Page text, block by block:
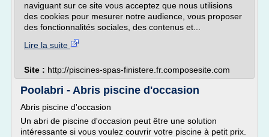
naviguant sur ce site vous acceptez que nous utilisions
des cookies pour mesurer notre audience, vous proposer
des fonctionnalités sociales, des contenus et...
Lire la suite
Site : http://piscines-spas-finistere.fr.composesite.com
Poolabri - Abris piscine d'occasion
Abris piscine d'occasion
Un abri de piscine d'occasion peut être une solution
intéressante si vous voulez couvrir votre piscine à petit prix.